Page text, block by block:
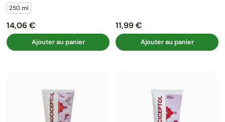
250 ml
Prix
14,06 €
Ajouter au panier
Prix
11,99 €
Ajouter au panier